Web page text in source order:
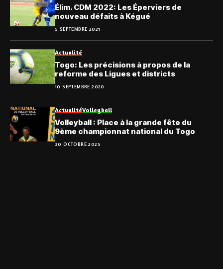
Élim. CDM 2022: Les Éperviers de
nouveau défaits à Kégué
5 SEPTEMBRE 2021
Actualité
Togo: Les précisions à propos de la
reforme des Ligues et districts
10 SEPTEMBRE 2020
ActualitéVolleyball
Volleyball : Place à la grande fête du
9ème championnat national du Togo
30 OCTOBRE 2025